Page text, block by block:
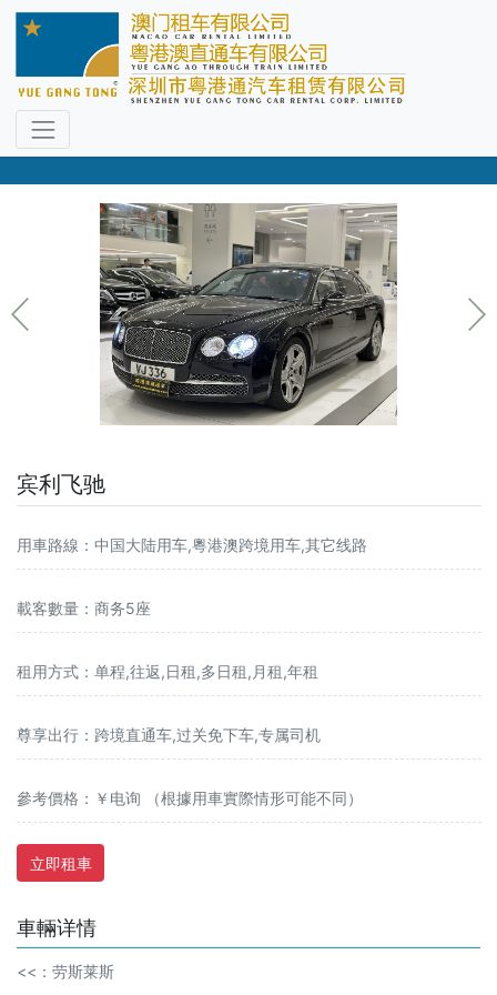
车型选择
尊享专职司机，直通过关免下车
宾利飞驰
用車路線：中国大陆用车,粵港澳跨境用车,其它线路
載客數量：商务5座
租用方式：单程,往返,日租,多日租,月租,年租
尊享出行：跨境直通车,过关免下车,专属司机
參考價格：￥电询 （根據用車實際情形可能不同）
立即租車
車輛详情
<<： 劳斯莱斯